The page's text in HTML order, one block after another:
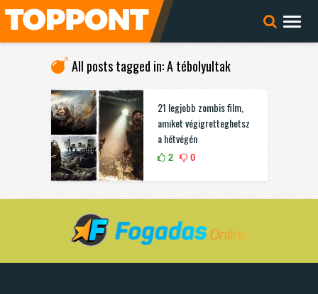
All posts tagged in: A tébolyultak
21 legjobb zombis film,
amiket végigretteghetsz
a hétvégén
2 0